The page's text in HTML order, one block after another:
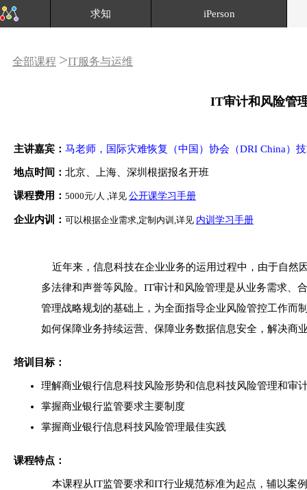
求知 iPerson
全部课程 >IT服务与运维
IT审计和风险管
主讲嘉宾： 马老师，国际灾难恢复（中国）协会（DRI China）
地点时间： 北京、上海、深圳根据报名开班
课程费用： 5000元/人 ,详见 公开课学习手册
企业内训： 可以根据企业需求,定制内训,详见 内训学习手册
近年来，信息科技在企业业务的运用过程中，由于自然
多法律和声誉等风险。IT审计和风险管理是从业务需求、
管理战略规划的基础上，为全面指导企业风险管控工作而
如何保障业务持续运营、保障业务数据信息安全，解决商
培训目标：
理解商业银行信息科技风险形势和信息科技风险管理和审
掌握商业银行监管要求主要制度
掌握商业银行信息科技风险管理最佳实践
课程特点：
本课程从IT监管要求和IT行业规范标准为起点，辅以案